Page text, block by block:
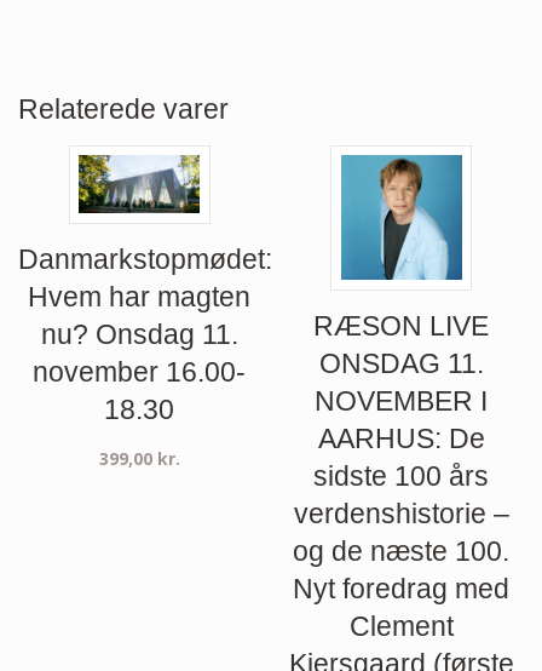
Relaterede varer
Danmarkstopmødet:
Hvem har magten
nu? Onsdag 11.
november 16.00-
18.30
399,00 kr.
RÆSON LIVE
ONSDAG 11.
NOVEMBER I
AARHUS: De
sidste 100 års
verdenshistorie –
og de næste 100.
Nyt foredrag med
Clement
Kjersgaard (første